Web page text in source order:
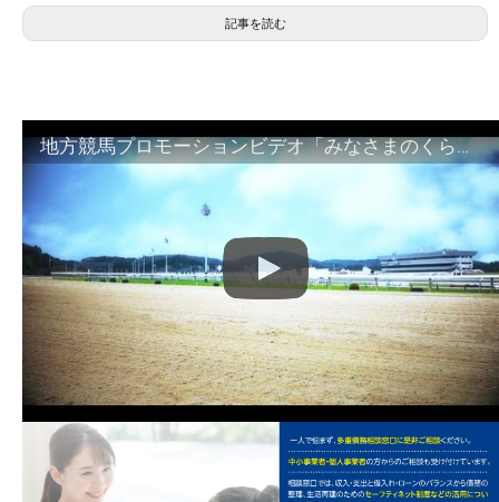
記事を読む
地方競馬プロモーションビデオ「みなさまのくらしのために」30秒篇｜NAR公式